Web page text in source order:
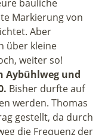
bauliche
Markierung von
Aber
über kleine
weiter so!
Aybühlweg und
Bisher durfte auf
werden. Thomas
gestellt, da durch
die Frequenz der